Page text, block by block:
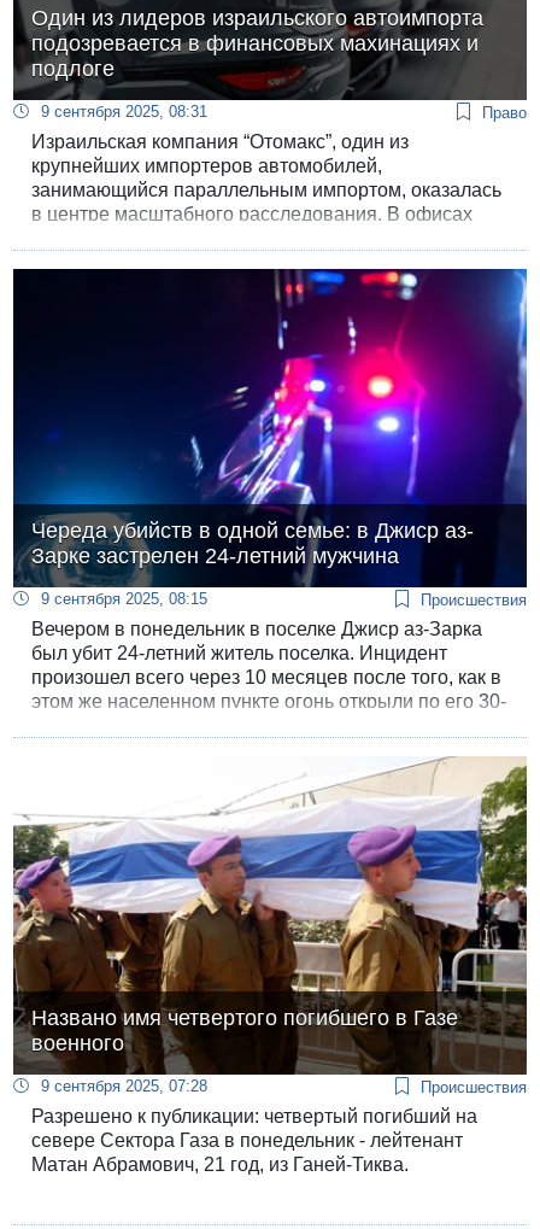
Один из лидеров израильского автоимпорта
подозревается в финансовых махинациях и
подлоге
9 сентября 2025, 08:31 Право
Израильская компания “Отомакс”, один из
крупнейших импортеров автомобилей,
занимающийся параллельным импортом, оказалась
в центре масштабного расследования. В офисах
нарушениях, проведены обыски. Некоторые
сотрудники компании были задержаны для допроса,
Череда убийств в одной семье: в Джиср аз-
Зарке застрелен 24-летний мужчина
9 сентября 2025, 08:15 Происшествия
Вечером в понедельник в поселке Джиср аз-Зарка
был убит 24-летний житель поселка. Инцидент
произошел всего через 10 месяцев после того, как в
этом же населенном пункте огонь открыли по его 30-
Названо имя четвертого погибшего в Газе
военного
9 сентября 2025, 07:28 Происшествия
Разрешено к публикации: четвертый погибший на
севере Сектора Газа в понедельник - лейтенант
Матан Абрамович, 21 год, из Ганей-Тиква.